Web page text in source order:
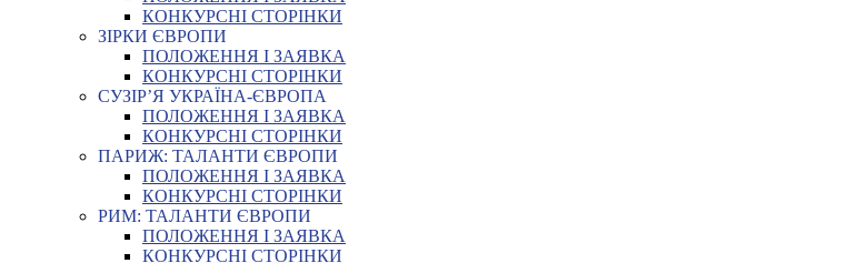
КОНКУРСНІ СТОРІНКИ
ЗІРКИ ЄВРОПИ
ПОЛОЖЕННЯ І ЗАЯВКА
КОНКУРСНІ СТОРІНКИ
СУЗІР’Я УКРАЇНА-ЄВРОПА
ПОЛОЖЕННЯ І ЗАЯВКА
КОНКУРСНІ СТОРІНКИ
ПАРИЖ: ТАЛАНТИ ЄВРОПИ
ПОЛОЖЕННЯ І ЗАЯВКА
КОНКУРСНІ СТОРІНКИ
РИМ: ТАЛАНТИ ЄВРОПИ
ПОЛОЖЕННЯ І ЗАЯВКА
КОНКУРСНІ СТОРІНКИ